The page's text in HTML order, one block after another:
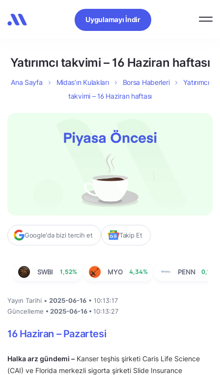
Uygulamayı İndir
Yatırımcı takvimi – 16 Haziran haftası
Ana Sayfa Midas’ın Kulakları Borsa Haberleri
Yatırımcı
takvimi – 16 Haziran haftası
Google'da bizi tercih et Takip Et
SWBI 1,52% MYO 4,34% PENN 0,10%
Yayın Tarihi • 2025-06-16 • 10:13:17
Güncelleme • 2025-06-16 • 10:13:27
16 Haziran – Pazartesi
Halka arz gündemi – Kanser teşhis şirketi Caris Life Science
(CAI) ve Florida merkezli sigorta şirketi Slide Insurance